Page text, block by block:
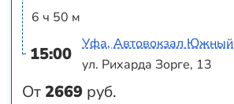
6 ч 50 м
15:00
От2669 руб.
Уфа, Автовокзал Южный
ул. Рихарда Зорге, 13